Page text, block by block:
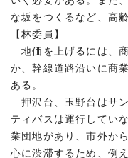
な坂をつくるなど、高
【林委員】
地価を上げるには、
か、幹線道路沿いに商
ある。
押沢台、玉野台はサ
ティバスは運行してい
業団地があり、市外か
心に渋滞するため、例